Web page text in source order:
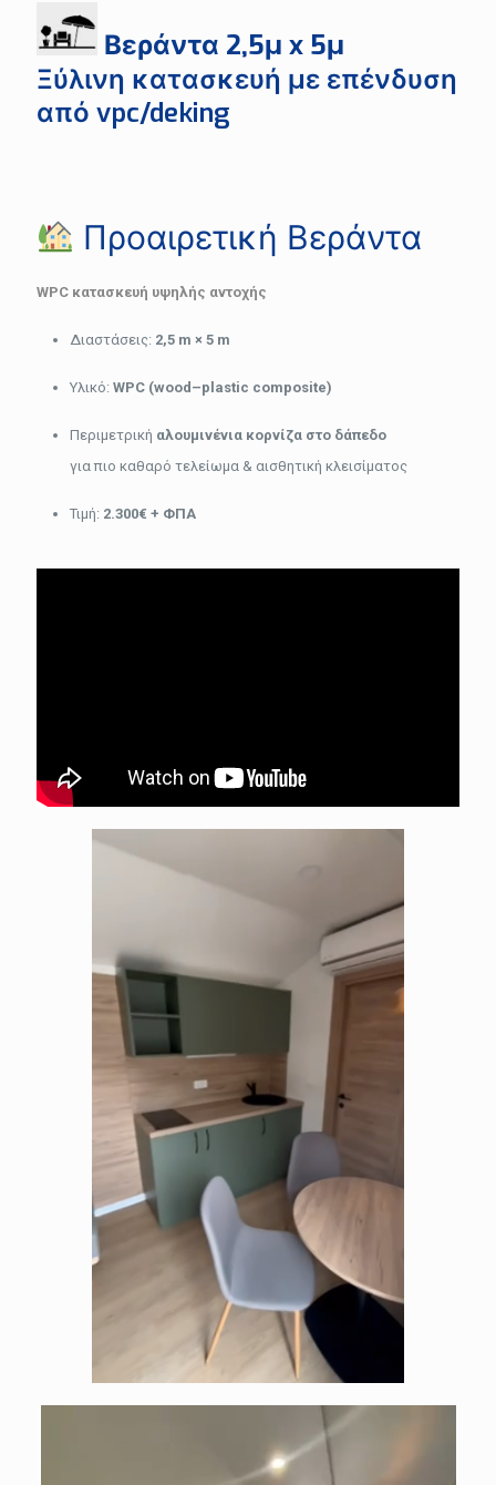
Βεράντα 2,5μ x 5μ
Ξύλινη κατασκευή με επένδυση
από vpc/deking
Προαιρετική Βεράντα
WPC κατασκευή υψηλής αντοχής
Διαστάσεις: 2,5 m × 5 m
Υλικό: WPC (wood–plastic composite)
Περιμετρική αλουμινένια κορνίζα στο δάπεδο
για πιο καθαρό τελείωμα & αισθητική κλεισίματος
Τιμή: 2.300€ + ΦΠΑ